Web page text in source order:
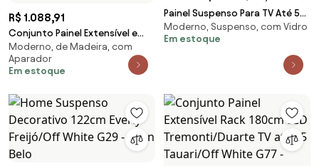
R$ 1.088,91
Conjunto Painel Extensível e
Rack 180cm Tremonti/Duarte
TV até 55 Tauari/Off White G77
- Gran Belo
Moderno, de Madeira, com
Aparador
Em estoque
Painel Suspenso Para TV Até 55
Polegadas Atlas Off
White/Cinamomo/Ripa
Moderno, Suspenso, com Vidro
Em estoque